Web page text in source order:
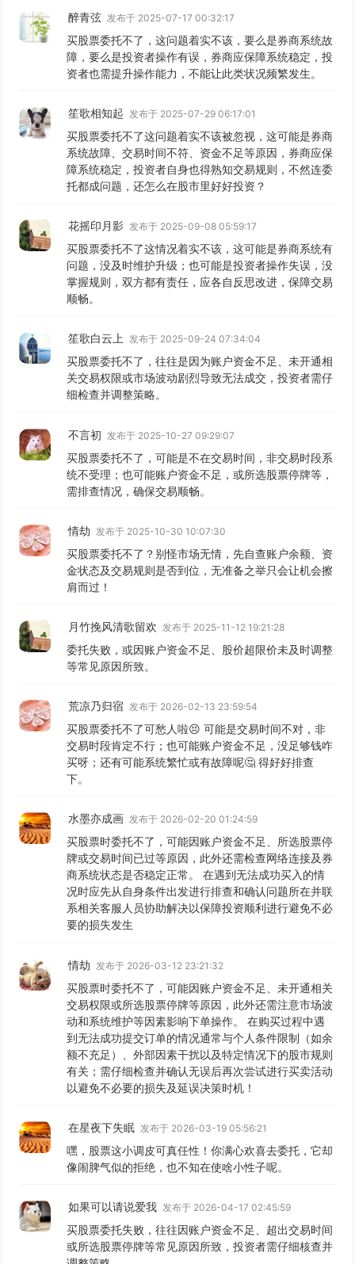
醉青弦 发布于 2025-07-17 00:32:17
买股票委托不了，这问题着实不该，要么是券商系统故
障，要么是投资者操作有误，券商应保障系统稳定，投
资者也需提升操作能力，不能让此类状况频繁发生。
笙歌相知起 发布于 2025-07-29 06:17:01
买股票委托不了这问题着实不该被忽视，这可能是券商
系统故障、交易时间不符、资金不足等原因，券商应保
障系统稳定，投资者自身也得熟知交易规则，不然连委
托都成问题，还怎么在股市里好好投资？
花摇印月影 发布于 2025-09-08 05:59:17
买股票委托不了这情况着实不该，这可能是券商系统有
问题，没及时维护升级；也可能是投资者操作失误，没
掌握规则，双方都有责任，应各自反思改进，保障交易
顺畅。
笙歌白云上 发布于 2025-09-24 07:34:04
买股票委托不了，往往是因为账户资金不足、未开通相
关交易权限或市场波动剧烈导致无法成交，投资者需仔
细检查并调整策略。
不言初 发布于 2025-10-27 09:29:07
买股票委托不了，可能是不在交易时间，非交易时段系
统不受理；也可能账户资金不足，或所选股票停牌等，
需排查情况，确保交易顺畅。
情劫 发布于 2025-10-30 10:07:30
买股票委托不了？别怪市场无情，先自查账户余额、资
金状态及交易规则是否到位，无准备之举只会让机会擦
肩而过！
月竹挽风清歌留欢 发布于 2025-11-12 19:21:28
委托失败，或因账户资金不足、股价超限价未及时调整
等常见原因所致。
荒凉乃归宿 发布于 2026-02-13 23:59:54
买股票委托不了可愁人啦😣 可能是交易时间不对，非
交易时段肯定不行；也可能账户资金不足，没足够钱咋
买呀；还有可能系统繁忙或有故障呢🤔 得好好排查
下。
水墨亦成画 发布于 2026-02-20 01:24:59
买股票时委托不了，可能因账户资金不足、所选股票停
牌或交易时间已过等原因，此外还需检查网络连接及券
商系统状态是否稳定正常。 在遇到无法成功买入的情
况时应先从自身条件出发进行排查和确认问题所在并联
系相关客服人员协助解决以保障投资顺利进行避免不必
要的损失发生
情劫 发布于 2026-03-12 23:21:32
买股票时委托不了，可能因账户资金不足、未开通相关
交易权限或所选股票停牌等原因，此外还需注意市场波
动和系统维护等因素影响下单操作。 在购买过程中遇
到无法成功提交订单的情况通常与个人条件限制（如余
额不充足）、外部因素干扰以及特定情况下的股市规则
有关；需仔细检查并确认无误后再次尝试进行买卖活动
以避免不必要的损失及延误决策时机！
在星夜下失眠 发布于 2026-03-19 05:56:21
嘿，股票这小调皮可真任性！你满心欢喜去委托，它却
像闹脾气似的拒绝，也不知在使啥小性子呢。
如果可以请说爱我 发布于 2026-04-17 02:45:59
买股票委托失败，往往因账户资金不足、超出交易时间
或所选股票停牌等常见原因所致，投资者需仔细核查并